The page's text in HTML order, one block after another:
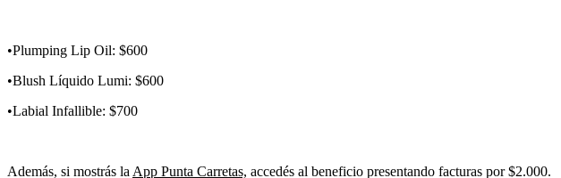
•Plumping Lip Oil: $600
•Blush Líquido Lumi: $600
•Labial Infallible: $700
Además, si mostrás la App Punta Carretas, accedés al beneficio presentando facturas por $2.000.